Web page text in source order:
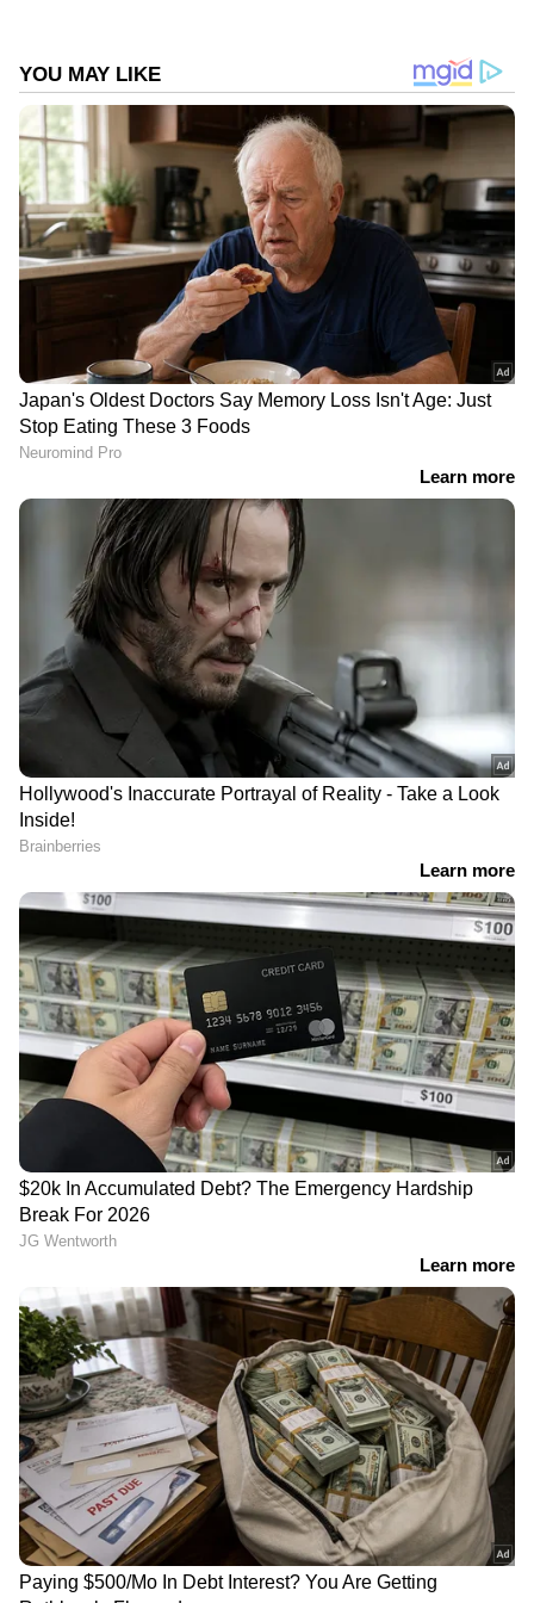
നടപ്പിലാക്കണമെന്ന് കെ മുരളീധരന്‍ നേരത്തെ
ആവശ്യപ്പെട്ടിരുന്നു. രാഷ്ട്രീയ കാര്യ
സമിതിയിൽ കാര്യങ്ങൾ അറിയിച്ചിട്ടുണ്ട്.
താഴെത്തട്ടിൽ പൂർണ്ണമായും പുനസംഘടന
ഉണ്ടാകും. യോഗ്യതയുള്ളവരെ ഭാരവാഹികൾ
ആക്കണം . x നെ മാറ്റി Y യെ വയ്ക്കുമ്പോൾ
യോഗ്യത മാനദണ്ഡമാക്കണമെന്നും
പുനസംഘടന സംബന്ധിച്ച് മുരളീധരന്‍
പ്രതികരിച്ചിരുന്നു
DOWNLOAD APP
കേരളത്തിലെ എല്ലാ വാർത്തകൾ
അറിയാൻ എപ്പോഴും ഏഷ്യാനെറ്റ്
ന്യൂസ് വാർത്തകൾ.Malayalam News
തത്സമയ അപ്‌ഡേറ്റുകളും ആഴത്തിലുള്ള
വിശകലനവും സമഗ്രമായ റിപ്പോർട്ടിംഗും —
എല്ലാം ഒരൊറ്റ സ്ഥലത്ത്. ഏത് സമയത്തും,
എവിടെയും വിശ്വസനീയമായ വാർത്തകൾ
ലഭിക്കാൻ
Asianet News Malayalam
RECOMMENDED STORIES
'എഐ സർജറിയിലൂടെ
നഷ്ടപ്പെട്ട വിരൽ
ചേർത്തുതന്നിട്ടുണ്ട്';
അർജുൻ
ആയങ്കിയ്ക്കൊപ്പമുള്ള
വ്യാജ എഐ ചിത്രം,
ടിജി മോഹൻദാസിന്റെ
അറസ്റ്റ് രക്ഷയില്ലാതെ
ചെയ്തതാണ്, ഇല്ലെങ്കിൽ
വലിയ പ്രതിഷേധവുമായി
ജനം മുന്നോട്ട് വന്നേനെ;
ഇപി ജയരാജൻ